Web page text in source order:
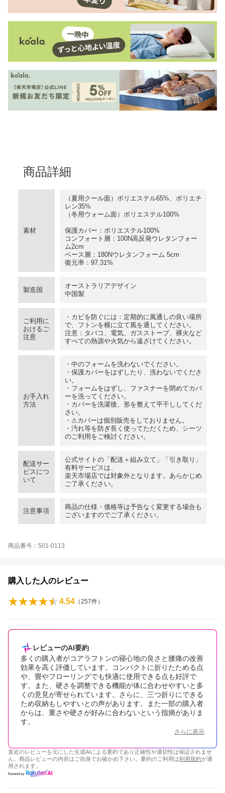
商品詳細
素材
（夏用クール面）ポリエステル65%、ポリエチ
レン35%
（冬用ウォーム面）ポリエステル100%
保護カバー：ポリエステル100%
コンフォート層：100N高反発ウレタンフォー
ム2cm
ベース層：180Nウレタンフォーム 5cm
復元率：97.31%
製造国
オーストラリアデザイン
中国製
ご利用に
おけるご
注意
・カビを防ぐには：定期的に風通しの良い場所
で、フトンを横に立て風を通してください。
注意：タバコ、電気、ガスストーブ、裸火など
すべての熱源や火気から遠ざけてください。
お手入れ
方法
・中のフォームを洗わないでください。
・保護カバーをはずしたり、洗わないでくださ
い。
・フォームをはずし、ファスナーを閉めてカバ
ーを洗ってください。
・カバーを洗濯後、形を整えて平干ししてくだ
さい。
・⚠カバーは個別販売をしておりません。
・汚れ等を防ぎ長く使ってただくため、シーツ
のご利用をご検討ください。
配送サー
ビスにつ
いて
公式サイトの「配送＋組み立て」「引き取り」
有料サービスは、
楽天市場店では対象外となります。あらかじめ
ご了承ください。
注意事項
商品の仕様・価格等は予告なく変更する場合も
ございますのでご了承ください。
商品番号：501-0113
購入した人のレビュー
4.54 （257件）
レビューのAI要約
多くの購入者がコアラフトンの寝心地の良さと腰痛の改善
効果を高く評価しています。コンパクトに折りたためる点
や、畳やフローリングでも快適に使用できる点も好評で
す。また、硬さを調整できる機能が体に合わせやすいと多
くの意見が寄せられています。さらに、三つ折りにできる
ため収納もしやすいとの声があります。また一部の購入者
からは、重さや硬さが好みに合わないという指摘がありま
す。
さらに表示
直近のレビューを元にした生成AIによる要約であり正確性や適切性は保証されませ
ん。商品レビューの内容はご自身でお確かめ下さい。要約のご利用は利用規約が適
用されます。